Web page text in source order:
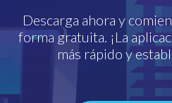
Descarga ahora y
forma gratuita. ¡La
más rápido y